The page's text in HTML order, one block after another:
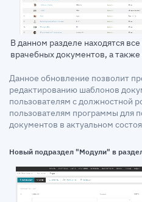
В данном разделе находятся
врачебных документов, а
Данное обновление позволит
редактированию шаблонов
пользователям с должностной
пользователям программы для
документов в актуальном
Новый подраздел "Модули" в